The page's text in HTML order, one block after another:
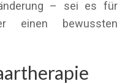
– sei es für
einen bewussten